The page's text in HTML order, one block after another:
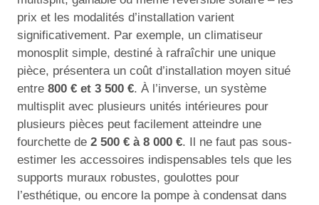
prix et les modalités d’installation varient
significativement. Par exemple, un climatiseur
monosplit simple, destiné à rafraîchir une unique
pièce, présentera un coût d’installation moyen situé
entre 800 € et 3 500 €. À l’inverse, un système
multisplit avec plusieurs unités intérieures pour
plusieurs pièces peut facilement atteindre une
fourchette de 2 500 € à 8 000 €. Il ne faut pas sous-
estimer les accessoires indispensables tels que les
supports muraux robustes, goulottes pour
l’esthétique, ou encore la pompe à condensat dans